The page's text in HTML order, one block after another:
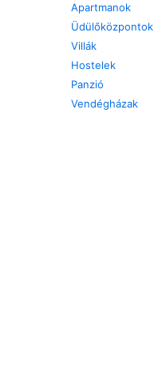
Apartmanok
Üdülőközpontok
Villák
Hostelek
Panzió
Vendégházak